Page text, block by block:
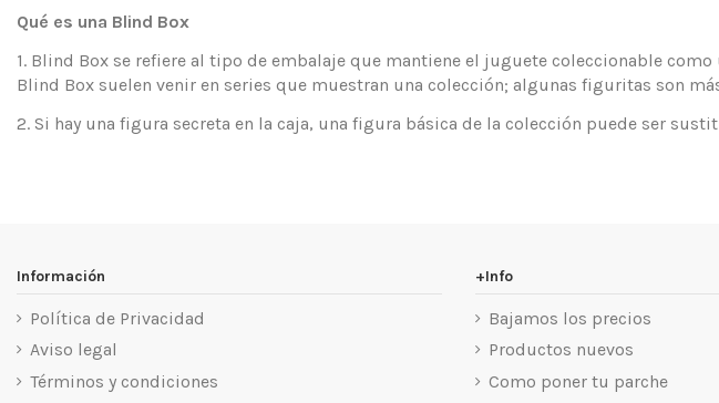
Qué es una Blind Box
1. Blind Box se refiere al tipo de embalaje que mantiene el juguete coleccionable
Blind Box suelen venir en series que muestran una colección; algunas figuritas son
2. Si hay una figura secreta en la caja, una figura básica de la colección puede ser
Información
Política de Privacidad
Aviso legal
Términos y condiciones
+Info
Bajamos los precios
Productos nuevos
Como poner tu parche